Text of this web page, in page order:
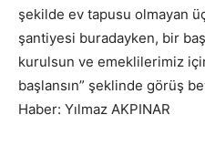
şekilde ev tapusu olmayan
şantiyesi buradayken, bir
kurulsun ve emeklilerimiz
başlansın” şeklinde görüş
Haber: Yılmaz AKPINAR